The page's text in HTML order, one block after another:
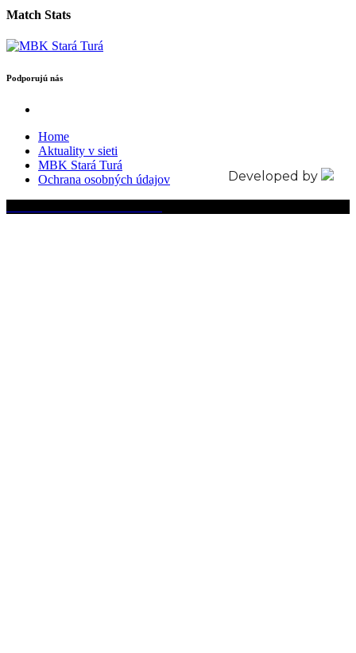
Match Stats
Podporujú nás
Home
Aktuality v sieti
MBK Stará Turá
Ochrana osobných údajov
Developed by